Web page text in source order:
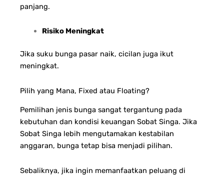
panjang.
Risiko Meningkat
Jika suku bunga pasar naik, cicilan juga ikut
meningkat.
Pilih yang Mana, Fixed atau Floating?
Pemilihan jenis bunga sangat tergantung pada
kebutuhan dan kondisi keuangan Sobat Singa. Jika
Sobat Singa lebih mengutamakan kestabilan
anggaran, bunga tetap bisa menjadi pilihan.
Sebaliknya, jika ingin memanfaatkan peluang di